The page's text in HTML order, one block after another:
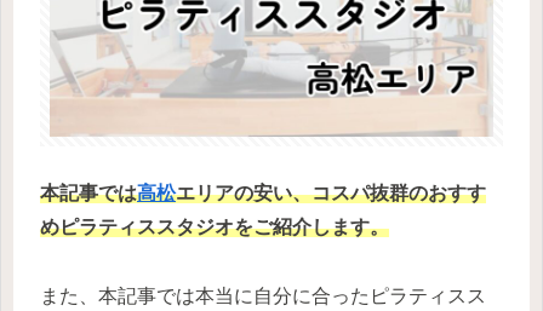
本記事では高松エリアの安い、コスパ抜群のおすす
めピラティススタジオをご紹介します。
また、本記事では本当に自分に合ったピラティスス